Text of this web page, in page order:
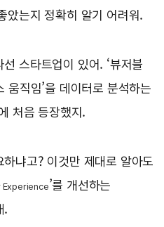
았는지 정확히 알기 어려워.
스타트업이 있어. ‘뷰저블
움직임’을 데이터로 분석하는
처음 등장했지.
냐고? 이것만 제대로 알아도
Experience’를 개선하는
.